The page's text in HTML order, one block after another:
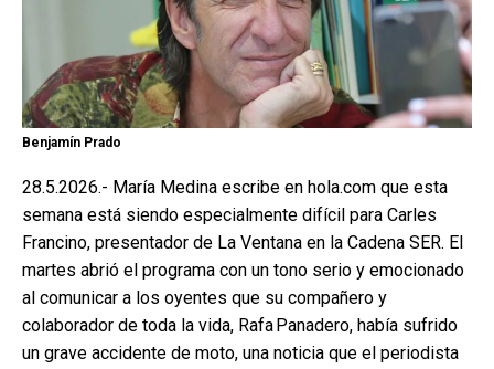
Benjamín Prado
28.5.2026.- María Medina escribe en hola.com que esta
semana está siendo especialmente difícil para Carles
Francino, presentador de La Ventana en la Cadena SER. El
martes abrió el programa con un tono serio y emocionado
al comunicar a los oyentes que su compañero y
colaborador de toda la vida, Rafa Panadero, había sufrido
un grave accidente de moto, una noticia que el periodista